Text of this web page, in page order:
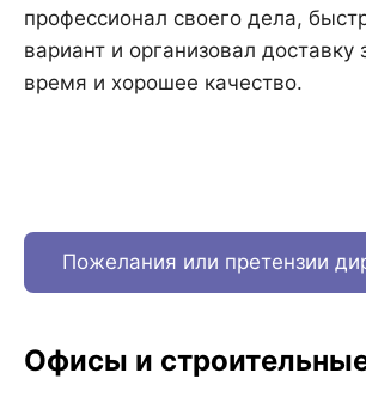
профессионал своего дела,
вариант и организовал доставку
время и хорошее качество.
Пожелания или претензии
Офисы и